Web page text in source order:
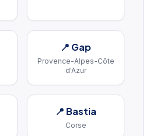
📍 Gap
Provence-Alpes-Côte
d'Azur
📍 Bastia
Corse